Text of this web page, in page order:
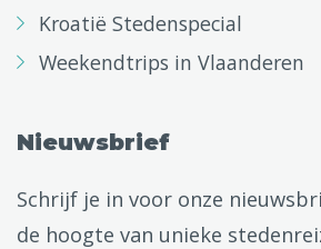
Kroatië Stedenspecial
Weekendtrips in Vlaanderen
Nieuwsbrief
Schrijf je in voor onze
de hoogte van unieke